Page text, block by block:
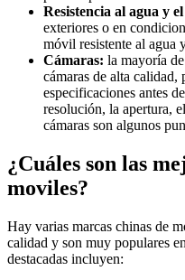
Resistencia al agua y
exteriores o en
móvil resistente al agua
Cámaras: la mayoría
cámaras de alta calidad,
especificaciones antes
resolución, la apertura,
cámaras son algunos
¿Cuáles son las
moviles?
Hay varias marcas chinas de
calidad y son muy populares
destacadas incluyen: